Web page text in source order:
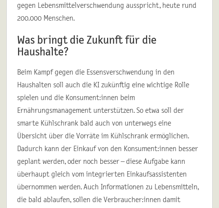
gegen Lebensmittelverschwendung ausspricht, heute rund
200.000 Menschen.
Was bringt die Zukunft für die
Haushalte?
Beim Kampf gegen die Essensverschwendung in den
Haushalten soll auch die KI zukünftig eine wichtige Rolle
spielen und die Konsument:innen beim
Ernährungsmanagement unterstützen. So etwa soll der
smarte Kühlschrank bald auch von unterwegs eine
Übersicht über die Vorräte im Kühlschrank ermöglichen.
Dadurch kann der Einkauf von den Konsument:innen besser
geplant werden, oder noch besser – diese Aufgabe kann
überhaupt gleich vom integrierten Einkaufsassistenten
übernommen werden. Auch Informationen zu Lebensmitteln,
die bald ablaufen, sollen die Verbraucher:innen damit